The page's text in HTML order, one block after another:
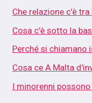
Che relazione c'è tra
Cosa c'è sotto la
Perché si chiamano
Cosa ce A Malta
I minorenni